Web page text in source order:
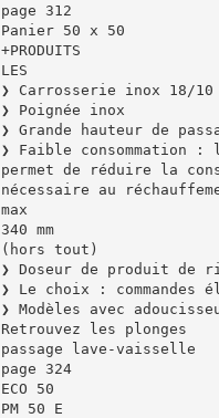
page 312
Panier 50 x 50
+PRODUITS
LES
❯ Carrosserie inox 18/10
❯ Poignée inox
❯ Grande hauteur de
❯ Faible
permet de réduire la
nécessaire au
max
340 mm
(hors tout)
❯ Doseur de produit de
❯ Le choix : commandes
❯ Modèles avec
Retrouvez les plonges
passage lave-vaisselle
page 324
ECO 50
PM 50 E